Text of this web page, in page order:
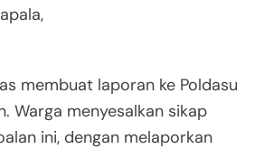
membuat laporan ke Poldasu
Warga menyesalkan sikap
ini, dengan melaporkan